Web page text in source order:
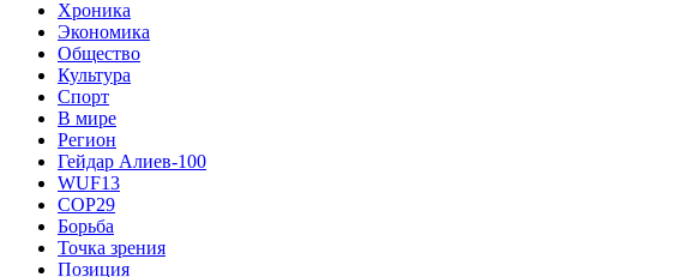
Хроника
Экономика
Общество
Культура
Спорт
В мире
Регион
Гейдар Алиев-100
WUF13
COP29
Борьба
Точка зрения
Позиция